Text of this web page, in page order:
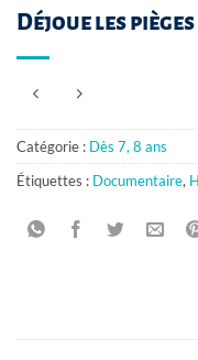
Déjoue les
Catégorie : Dès 7, 8 ans
Étiquettes : Documentaire,